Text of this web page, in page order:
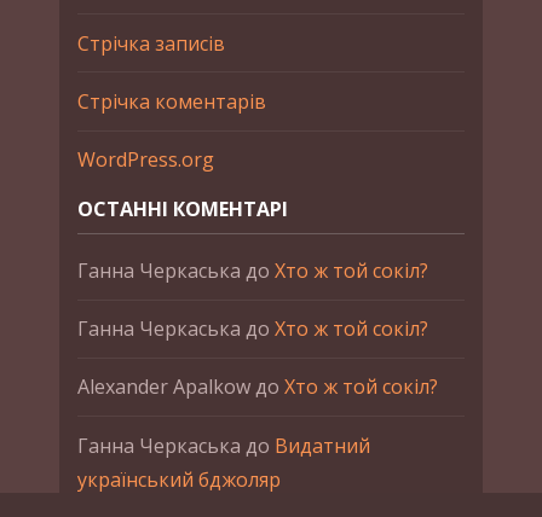
Стрічка записів
Стрічка коментарів
WordPress.org
ОСТАННІ КОМЕНТАРІ
Ганна Черкаська до Хто ж той сокіл?
Ганна Черкаська до Хто ж той сокіл?
Alexander Apalkowдо Хто ж той сокіл?
Ганна Черкаська до Видатний
український бджоляр